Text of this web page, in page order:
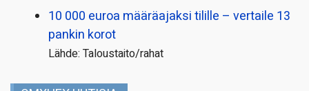
10 000 euroa määräajaksi tilille – vertaile 13
pankin korot
Lähde: Taloustaito/rahat